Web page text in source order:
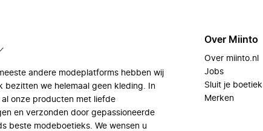
andere modeplatforms hebben wij
bezitten we helemaal geen kleding. In
onze producten met liefde
en verzonden door gepassioneerde
beste modeboetieks. We wensen u
Over Miinto
Over miinto.nl
Jobs
Sluit je
Merken